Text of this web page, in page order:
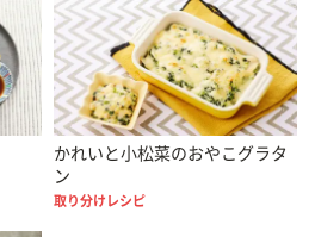
かれいと小松菜のおやこグラタ
ン
取り分けレシピ